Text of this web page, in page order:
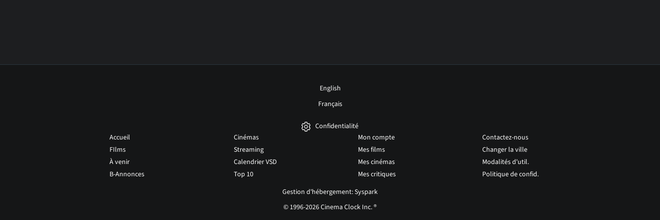
English
Français
Confidentialité
Accueil
FIlms
À venir
B-Annonces
Cinémas
Streaming
Calendrier VSD
Top 10
Mon compte
Mes films
Mes cinémas
Mes critiques
Contactez-nous
Changer la ville
Modalités d'util.
Politique de confid.
Gestion d'hébergement: Syspark
© 1996-2026 Cinema Clock Inc. ®